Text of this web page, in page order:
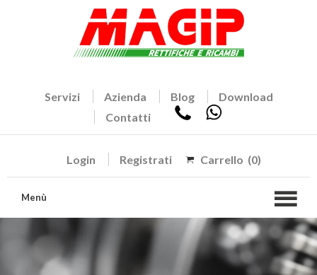
Servizi Azienda Blog
Download
Contatti
Login Registrati Carrello (0)
Menù